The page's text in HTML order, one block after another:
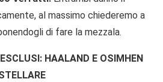
al massimo chiederemo a
di fare la mezzala.
HAALAND E OSIMHEN